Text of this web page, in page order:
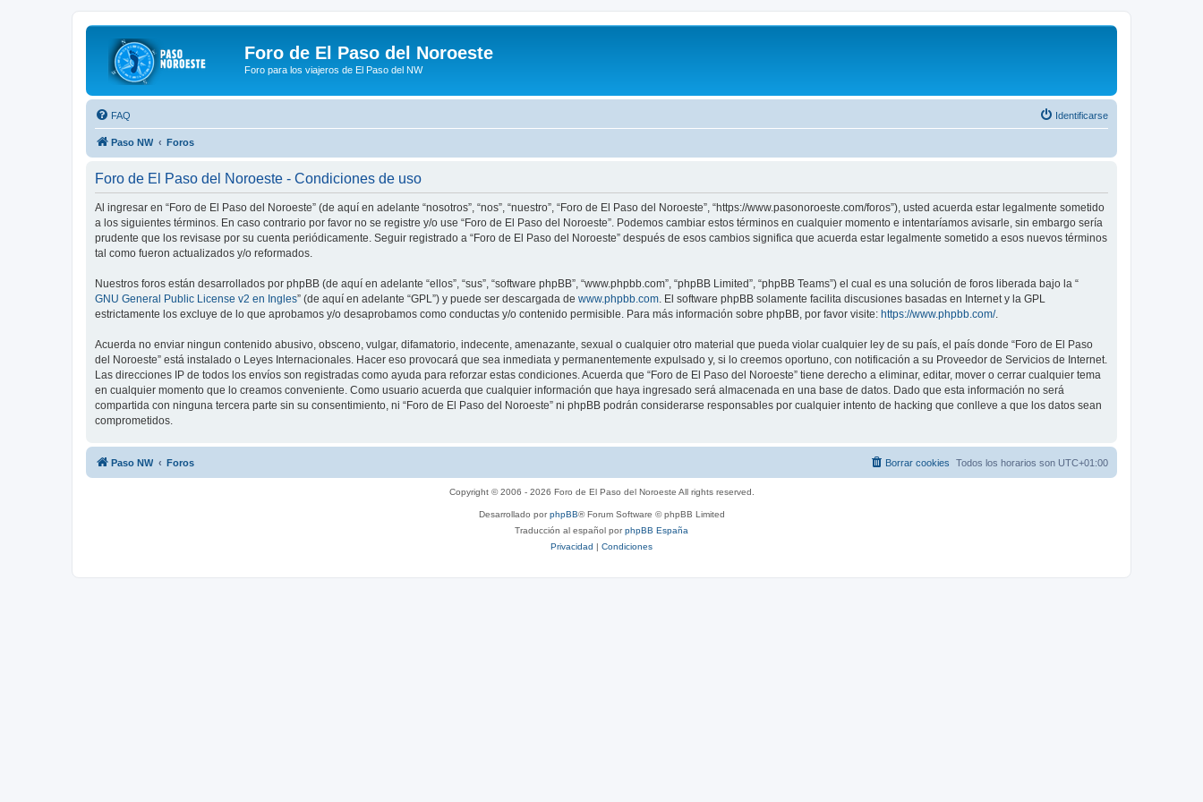
Foro de El Paso del Noroeste
Foro para los viajeros de El Paso del NW
FAQ Identificarse
Paso NW Foros
Foro de El Paso del Noroeste - Condiciones de uso
Al ingresar en “Foro de El Paso del Noroeste” (de aquí en adelante “nosotros”, “nos”, “nuestro”, “Foro de El Paso del Noroeste”, “https://www.pasonoroeste.com/foros”), usted acuerda estar legalmente sometido
a los siguientes términos. En caso contrario por favor no se registre y/o use “Foro de El Paso del Noroeste”. Podemos cambiar estos términos en cualquier momento e intentaríamos avisarle, sin embargo sería
prudente que los revisase por su cuenta periódicamente. Seguir registrado a “Foro de El Paso del Noroeste” después de esos cambios significa que acuerda estar legalmente sometido a esos nuevos términos
tal como fueron actualizados y/o reformados.
Nuestros foros están desarrollados por phpBB (de aquí en adelante “ellos”, “sus”, “software phpBB”, “www.phpbb.com”, “phpBB Limited”, “phpBB Teams”) el cual es una solución de foros liberada bajo la “
GNU General Public License v2 en Ingles” (de aquí en adelante “GPL”) y puede ser descargada de www.phpbb.com . El software phpBB solamente facilita discusiones basadas en Internet y la GPL
estrictamente los excluye de lo que aprobamos y/o desaprobamos como conductas y/o contenido permisible. Para más información sobre phpBB, por favor visite: https://www.phpbb.com/.
Acuerda no enviar ningun contenido abusivo, obsceno, vulgar, difamatorio, indecente, amenazante, sexual o cualquier otro material que pueda violar cualquier ley de su país, el país donde “Foro de El Paso
del Noroeste” está instalado o Leyes Internacionales. Hacer eso provocará que sea inmediata y permanentemente expulsado y, si lo creemos oportuno, con notificación a su Proveedor de Servicios de Internet.
Las direcciones IP de todos los envíos son registradas como ayuda para reforzar estas condiciones. Acuerda que “Foro de El Paso del Noroeste” tiene derecho a eliminar, editar, mover o cerrar cualquier tema
en cualquier momento que lo creamos conveniente. Como usuario acuerda que cualquier información que haya ingresado será almacenada en una base de datos. Dado que esta información no será
compartida con ninguna tercera parte sin su consentimiento, ni “Foro de El Paso del Noroeste” ni phpBB podrán considerarse responsables por cualquier intento de hacking que conlleve a que los datos sean
comprometidos.
Paso NW Foros Todos los horarios son UTC+01:00
Borrar cookies
Copyright © 2006 - 2026 Foro de El Paso del Noroeste All rights reserved.
Desarrollado porphpBB® Forum Software © phpBB Limited
Traducción al español porphpBB España
Privacidad | Condiciones